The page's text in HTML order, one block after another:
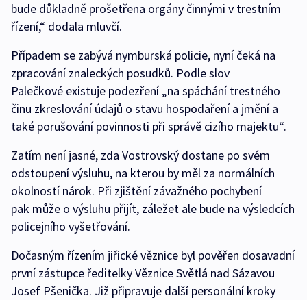
bude důkladně prošetřena orgány činnými v trestním
řízení,“ dodala mluvčí.
Případem se zabývá nymburská policie, nyní čeká na
zpracování znaleckých posudků. Podle slov
Palečkové existuje podezření „na spáchání trestného
činu zkreslování údajů o stavu hospodaření a jmění a
také porušování povinnosti při správě cizího majektu“.
Zatím není jasné, zda Vostrovský dostane po svém
odstoupení výsluhu, na kterou by měl za normálních
okolností nárok. Při zjištění závažného pochybení
pak může o výsluhu přijít, záležet ale bude na výsledcích
policejního vyšetřování.
Dočasným řízením jiřické věznice byl pověřen dosavadní
první zástupce ředitelky Věznice Světlá nad Sázavou
Josef Pšenička. Již připravuje další personální kroky